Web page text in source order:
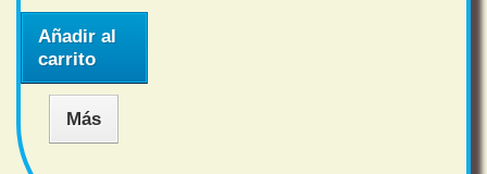
Añadir al
carrito
Más